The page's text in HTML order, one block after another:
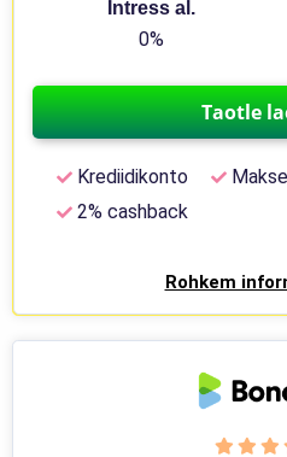
Intress al.
0%
Taotle
Krediidikonto
2% cashback
Rohkem